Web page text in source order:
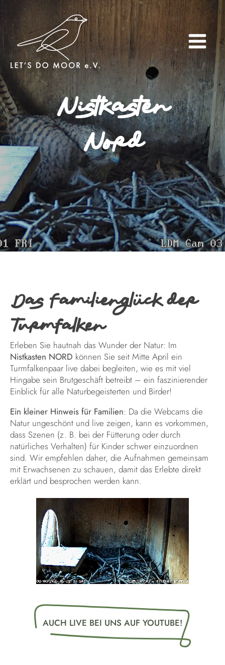
Nistkasten
Nord
Das Familienglück der
Turmfalken
Erleben Sie hautnah das Wunder der Natur: Im
Nistkasten NORD können Sie seit Mitte April ein
Turmfalkenpaar live dabei begleiten, wie es mit viel
Hingabe sein Brutgeschäft betreibt – ein faszinierender
Einblick für alle Naturbegeisterten und Birder!
Ein kleiner Hinweis für Familien: Da die Webcams die
Natur ungeschönt und live zeigen, kann es vorkommen,
dass Szenen (z. B. bei der Fütterung oder durch
natürliches Verhalten) für Kinder schwer einzuordnen
sind. Wir empfehlen daher, die Aufnahmen gemeinsam
mit Erwachsenen zu schauen, damit das Erlebte direkt
erklärt und besprochen werden kann.
AUCH LIVE BEI UNS AUF YOUTUBE!